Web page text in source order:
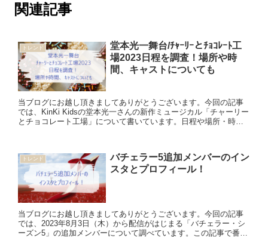
関連記事
トレンド
堂本光一舞台/ﾁｬｰﾘｰとﾁｮｺﾚｰﾄ工
場2023日程を調査！場所や時
間、キャストについても
当ブログにお越し頂きましてありがとうございます。今回の記事
では、KinKi Kidsの堂本光一さんの新作ミュージカル「チャーリー
とチョコレート工場」について書いています。日程や場所・時
トレンド
バチェラー5追加メンバーのイン
スタとプロフィール！
当ブログにお越し頂きましてありがとうございます。今回の記事
では、2023年8月3日（木）から配信がはじまる「バチェラー・シ
ーズン5」の追加メンバーについて調べています。この記事で番組